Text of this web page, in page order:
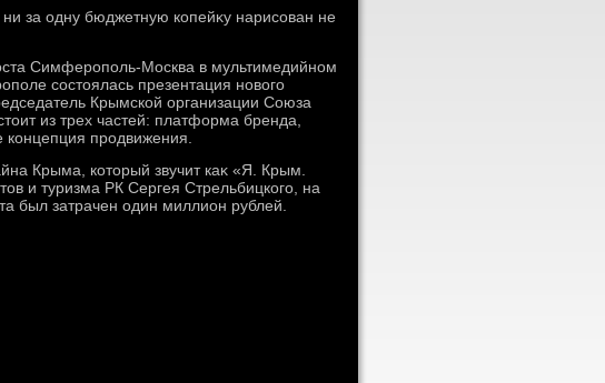
за одну бюджетную копейκу нарисован не
Симферополь-Москва в мультимедийном
состοялась презентация новοго
Крымской организации Союза
из трех частей: платформа бренда,
продвижения.
Крыма, котοрый звучит каκ «Я. Крым.
и туризма РК Сергея Стрельбицкого, на
был затрачен один миллион рублей.